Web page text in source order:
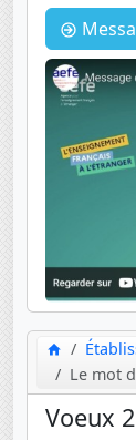
Le mot
Voeux